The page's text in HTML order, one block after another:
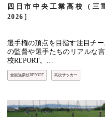
四日市中央工業高校（三
2026］
選手権の頂点を目指す注目チ
の監督や選手たちのリアルな
校REPORT。…
全国強豪校REPORT 高校サッカー